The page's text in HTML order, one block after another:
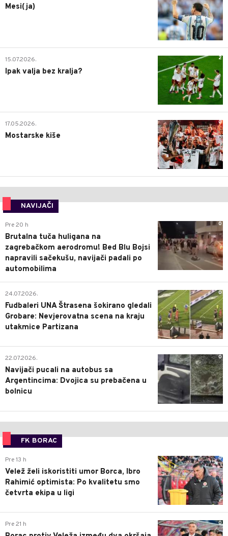
Mesi(ja)
2
15.07.2026.
Ipak valja bez kralja?
0
17.05.2026.
Mostarske kiše
NAVIJAČI
0
Pre 20 h
Brutalna tuča huligana na
zagrebačkom aerodromu! Bed Blu Bojsi
napravili sačekušu, navijači padali po
automobilima
0
24.07.2026.
Fudbaleri UNA Štrasena šokirano gledali
Grobare: Nevjerovatna scena na kraju
utakmice Partizana
0
22.07.2026.
Navijači pucali na autobus sa
Argentincima: Dvojica su prebačena u
bolnicu
FK BORAC
0
Pre 13 h
Velež želi iskoristiti umor Borca, Ibro
Rahimić optimista: Po kvalitetu smo
četvrta ekipa u ligi
0
Pre 21 h